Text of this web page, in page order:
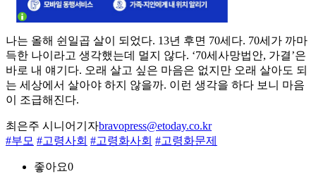
나는 올해 쉰일곱 살이 되었다. 13년 후면 70세다. 70세가 까마
득한 나이라고 생각했는데 멀지 않다. ‘70세사망법안, 가결’은
바로 내 얘기다. 오래 살고 싶은 마음은 없지만 오래 살아도 되
는 세상에서 살아야 하지 않을까. 이런 생각을 하다 보니 마음
이 조급해진다.
최은주 시니어기자bravopress@etoday.co.kr
#부모 #고령사회 #고령화사회 #고령화문제
좋아요0